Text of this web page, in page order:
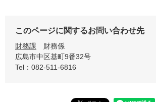
このページに関するお問い合わせ先
財務課
財務係
広島市中区基町9番32号
Tel：082-511-6816